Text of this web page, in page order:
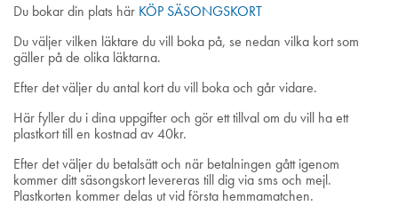
Du bokar din plats här KÖP SÄSONGSKORT
Du väljer vilken läktare du vill boka på, se nedan vilka kort som
gäller på de olika läktarna.
Efter det väljer du antal kort du vill boka och går vidare.
Här fyller du i dina uppgifter och gör ett tillval om du vill ha ett
plastkort till en kostnad av 40kr.
Efter det väljer du betalsätt och när betalningen gått igenom
kommer ditt säsongskort levereras till dig via sms och mejl.
Plastkorten kommer delas ut vid första hemmamatchen.